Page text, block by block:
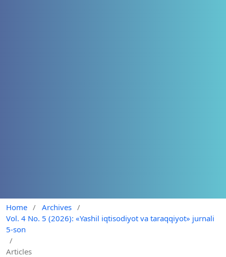
Home / Archives /
Vol. 4 No. 5 (2026): «Yashil iqtisodiyot va taraqqiyot» jurnali
5-son
/
Articles